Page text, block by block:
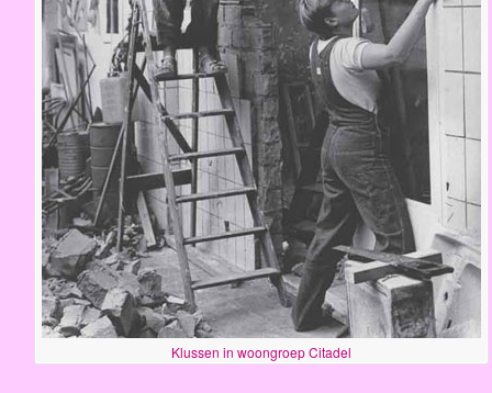
Klussen in woongroep Citadel